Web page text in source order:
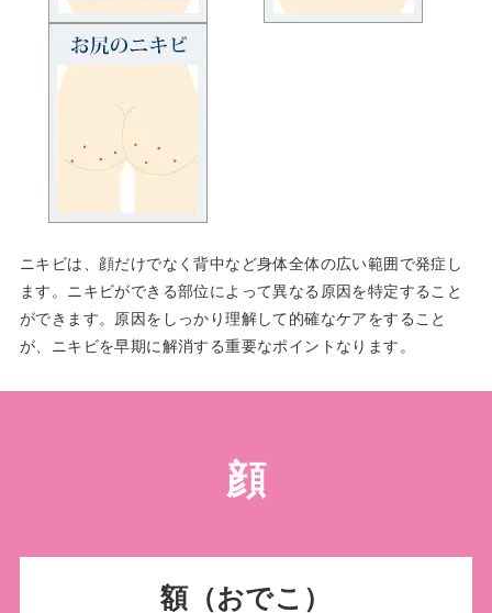
ニキビは、顔だけでなく背中など身体全体の広い範囲で発症し
ます。ニキビができる部位によって異なる原因を特定すること
ができます。原因をしっかり理解して的確なケアをすること
が、ニキビを早期に解消する重要なポイントなります。
顔
額（おでこ）